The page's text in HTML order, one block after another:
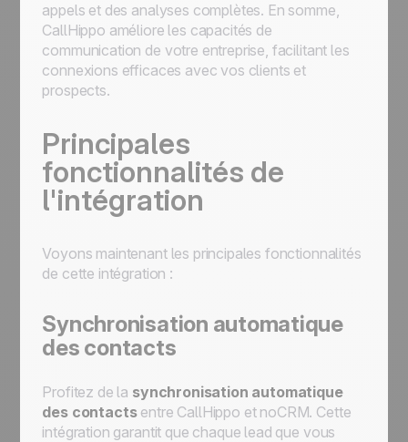
appels et des analyses complètes. En somme,
CallHippo améliore les capacités de
communication de votre entreprise, facilitant les
connexions efficaces avec vos clients et
prospects.
Principales
fonctionnalités de
l'intégration
Voyons maintenant les principales fonctionnalités
de cette intégration :
Synchronisation automatique
des contacts
Profitez de la synchronisation automatique
des contactsentre CallHippo et noCRM. Cette
intégration garantit que chaque lead que vous